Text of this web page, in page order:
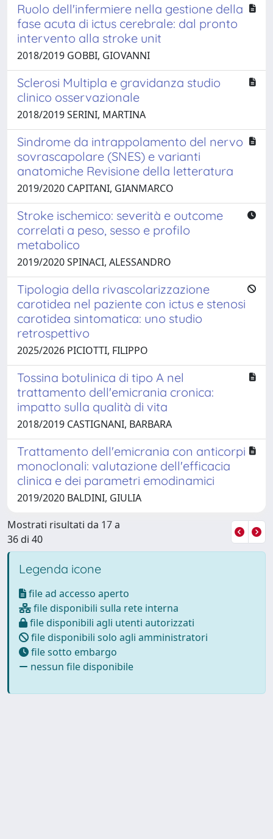
Ruolo dell'infermiere nella gestione della
fase acuta di ictus cerebrale: dal pronto
intervento alla stroke unit
2018/2019 GOBBI, GIOVANNI
Sclerosi Multipla e gravidanza studio
clinico osservazionale
2018/2019 SERINI, MARTINA
Sindrome da intrappolamento del nervo
sovrascapolare (SNES) e varianti
anatomiche Revisione della letteratura
2019/2020 CAPITANI, GIANMARCO
Stroke ischemico: severità e outcome
correlati a peso, sesso e profilo
metabolico
2019/2020 SPINACI, ALESSANDRO
Tipologia della rivascolarizzazione
carotidea nel paziente con ictus e stenosi
carotidea sintomatica: uno studio
retrospettivo
2025/2026 PICIOTTI, FILIPPO
Tossina botulinica di tipo A nel
trattamento dell'emicrania cronica:
impatto sulla qualità di vita
2018/2019 CASTIGNANI, BARBARA
Trattamento dell'emicrania con anticorpi
monoclonali: valutazione dell'efficacia
clinica e dei parametri emodinamici
2019/2020 BALDINI, GIULIA
Mostrati risultati da 17 a
36 di 40
Legenda icone
file ad accesso aperto
file disponibili sulla rete interna
file disponibili agli utenti autorizzati
file disponibili solo agli amministratori
file sotto embargo
nessun file disponibile